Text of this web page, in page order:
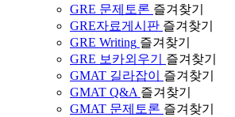
GRE 문제토론 즐겨찾기
GRE자료게시판 즐겨찾기
GRE Writing 즐겨찾기
GRE 보카외우기
즐겨찾기
GMAT 길라잡이
즐겨찾기
GMAT Q&A 즐겨찾기
GMAT 문제토론 즐겨찾기